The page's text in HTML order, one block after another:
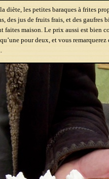
diète, les petites baraques à frites
des jus de fruits frais, et des gaufres
maison. Le prix aussi est bien
pour deux, et vous remarquerez